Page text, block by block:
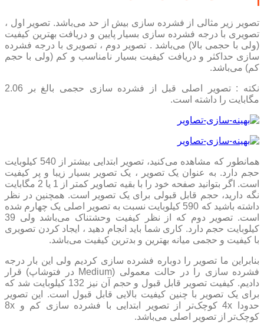
تصویر زیر مثالی از فشرده سازی بیش از حد می‌باشد. تصویر اول ،
تصویری با درجه فشرده سازی بسیار پایین و دریافت بهترین کیفیت
(ولی با حجمی بالا) می‌باشد . تصویر دوم ، تصویری با درجه فشرده
سازی حداکثر و دریافت کیفیت بسیار نامناسب و کم (ولی با حجم
کم) می‌باشد.
نکته : تصویر اصلی قبل از فشرده سازی حجمی بالغ بر 2.06
مگابایت را داشته است.
همانطور که مشاهده می‌کنید، تصویر ابتدایی بیشتر از 540 کیلوبایت
حجم دارد. به عنوان یک تصویر ، یک تصویر بسیار زیبا و پر کیفیت
است. اگر بتوانید صفحه خود را با بقیه تصاویر کمتر از 1 یا 2 مگابایت
نگه دارید، حجم قابل قبولی برای یک تصویر است. همچنین در نظر
داشته باشید که 590 کیلوبایت نسبت به تصویر اصلی یک چهارم شده
است. تصویر دوم که از نظر کیفیت وحشتناک می‌باشد ولی 39
کیلوبایت حجم دارد. کاری شما باید انجام دهید ، ایجاد کردن تصویری
با کیفیت و حجمی میانه بهترین و بدترین کیفیت می‌باشد.
بنابراین ما تصویر را دوباره فشرده سازی کردیم ولی این بار درجه
فشرده سازی را در حالت معمولی (Medium در فتوشاپ) قرار
دادیم. کیفیت تصویر قابل قبول و حجم آن نیز 132 کیلوبایت شد که
برای یک تصویر با چنین کیفیت بالایی قابل قبول است. این تصویر
حدودا 4x کوچک‌تر از تصویر ابتدایی با فشرده سازی کم و 8x
کوچک‌تر از تصویر اصلی می‌باشد.